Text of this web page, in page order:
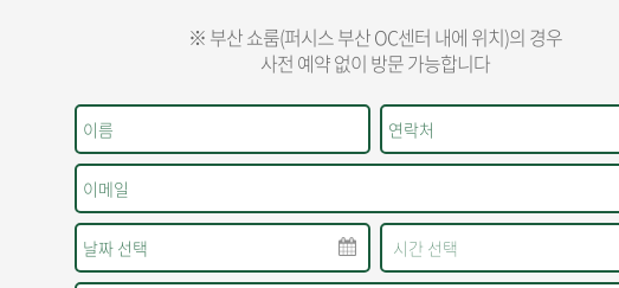
※ 부산 쇼룸(퍼시스 부산 OC센터 내에 위치)의 경우
사전 예약 없이 방문 가능합니다